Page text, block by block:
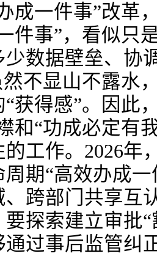
成一件事”改革
件事”，看似只
少数据壁垒、协
然不显山不露水
获得感”。因此
和“功成必定有
工作。2026年
期“高效办成
、跨部门共享互
探索建立审批
通过事后监管纠